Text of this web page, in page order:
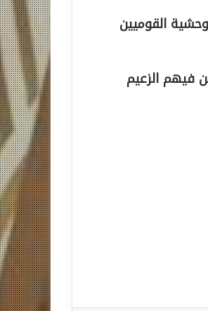
القوميين
فيهم الزعيم